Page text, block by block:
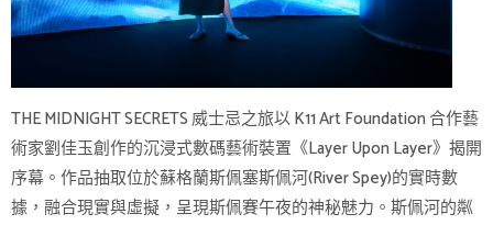
THE MIDNIGHT SECRETS 威士忌之旅以 K11 Art Foundation 合作藝
術家劉佳玉創作的沉浸式數碼藝術裝置《Layer Upon Layer》揭開
序幕。作品抽取位於蘇格蘭斯佩塞斯佩河(River Spey)的實時數
據，融合現實與虛擬，呈現斯佩賽午夜的神秘魅力。斯佩河的粼